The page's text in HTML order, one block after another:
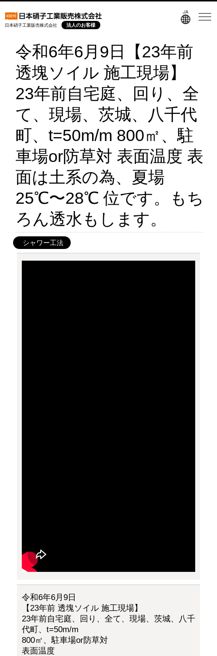
日本硝子工業販売株式会社 法人のお客様
令和6年6月9日【23年前
透塊ソイル 施工現場】
23年前自宅庭、回り、全
て、現場、茨城、八千代
町、t=50m/m 800㎡、駐
車場or防草対 表面温度 表
面は土系の為、夏場
25℃〜28℃ 位です。もち
ろん透水もします。
シャワー工法
令和6年6月9日
【23年前 透塊ソイル 施工現場】
23年前自宅庭、回り、全て、現場、茨城、八千
代町、t=50m/m
800㎡、駐車場or防草対
表面温度